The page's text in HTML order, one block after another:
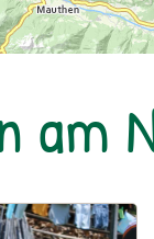
Goldberg